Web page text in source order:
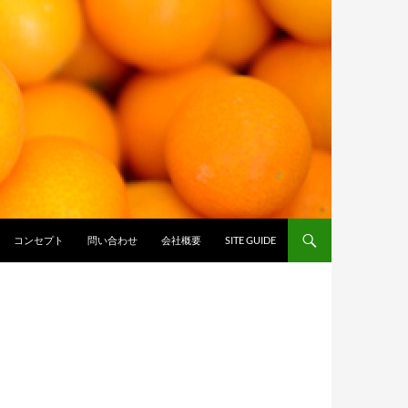
コンセプト 問い合わせ 会社概要 SITE GUIDE